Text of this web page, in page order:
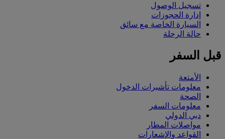
تسجيل الوصول
إدارة الحجوزات
السيارة الخاصة مع سائق
حالة الرحلة
قبل السفر
الأمتعة
معلومات تأشيرات الدخول
الصحة
معلومات السفر
دبي الدولي
مواصلات المطار
القواعد والإشعارات